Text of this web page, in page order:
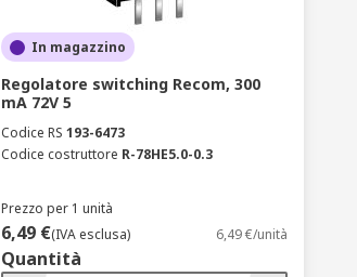
In magazzino
Regolatore switching Recom, 300
mA 72V 5
Codice RS 193-6473
Codice costruttore R-78HE5.0-0.3
Prezzo per 1 unità
6,49 €(IVA esclusa) 6,49 €/unità
Quantità